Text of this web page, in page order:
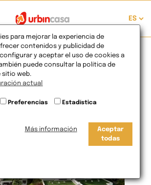
histórica
de obra
nueva
para mejorar la experiencia de
contenidos y publicidad de
y aceptar el uso de cookies a
puede consultar la política de
sitio web.
actual
Preferencias
Estadística
Más información
Aceptar
todas